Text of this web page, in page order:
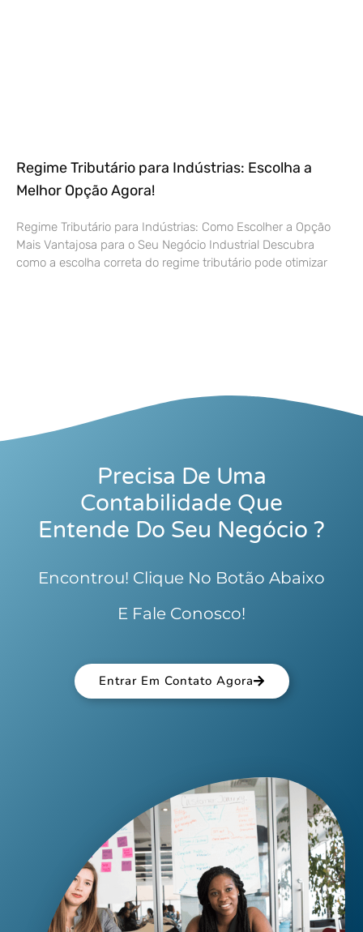
Regime Tributário para Indústrias: Escolha a
Melhor Opção Agora!
Regime Tributário para Indústrias: Como Escolher a Opção
Mais Vantajosa para o Seu Negócio Industrial Descubra
como a escolha correta do regime tributário pode otimizar
Precisa De Uma
Contabilidade Que
Entende Do Seu Negócio ?
Encontrou! Clique No Botão Abaixo
E Fale Conosco!
Entrar Em Contato Agora